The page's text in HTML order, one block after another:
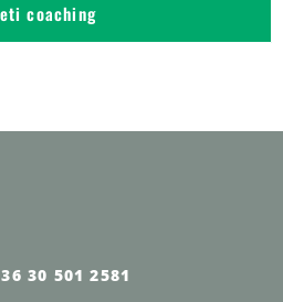
coaching
30 501 2581